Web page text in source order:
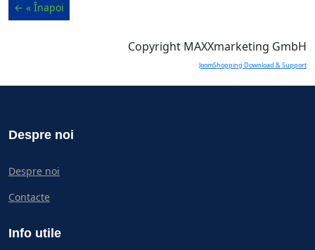
Copyright MAXXmarketing GmbH
JoomShopping Download & Support
Despre noi
Despre noi
Contacte
Info utile